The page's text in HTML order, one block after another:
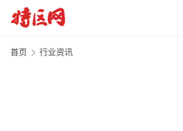
首页 行业资讯